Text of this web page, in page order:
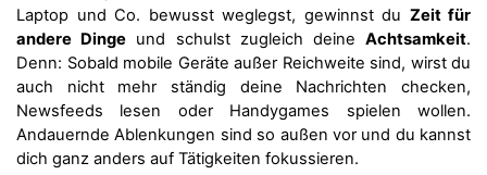
Laptop und Co. bewusst weglegst, gewinnst du Zeit für
andere Dinge und schulst zugleich deineAchtsamkeit.
Denn: Sobald mobile Geräte außer Reichweite sind, wirst du
auch nicht mehr ständig deine Nachrichten checken,
Newsfeeds lesen oder Handygames spielen wollen.
Andauernde Ablenkungen sind so außen vor und du kannst
dich ganz anders auf Tätigkeiten fokussieren.